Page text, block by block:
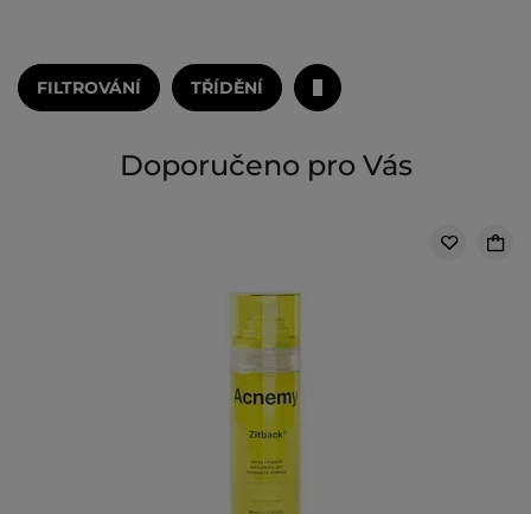
FILTROVÁNÍ TŘÍDĚNÍ
Doporučeno pro Vás